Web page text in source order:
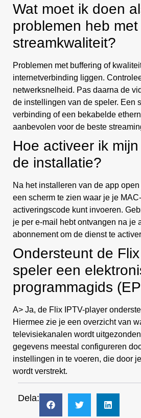
Wat moet ik doen
problemen heb met
streamkwaliteit?
Problemen met buffering of
internetverbinding liggen.
netwerksnelheid. Pas daarna de
de instellingen van de speler. Een
verbinding of een bekabelde
aanbevolen voor de beste
Hoe activeer ik
de installatie?
Na het installeren van de app
een scherm te zien waar je je
activeringscode kunt invoeren.
je per e-mail hebt ontvangen na je
abonnement om de dienst te
Ondersteunt de
speler een
programmagids
A> Ja, de Flix IPTV-player
Hiermee zie je een overzicht van
televisiekanalen wordt
gegevens meestal configureren
instellingen in te voeren, die door
wordt verstrekt.
Dela: